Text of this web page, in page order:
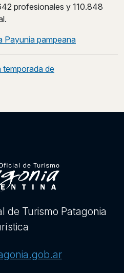
profesionales y 110.848
Payunia pampeana
de
de Turismo Patagonia